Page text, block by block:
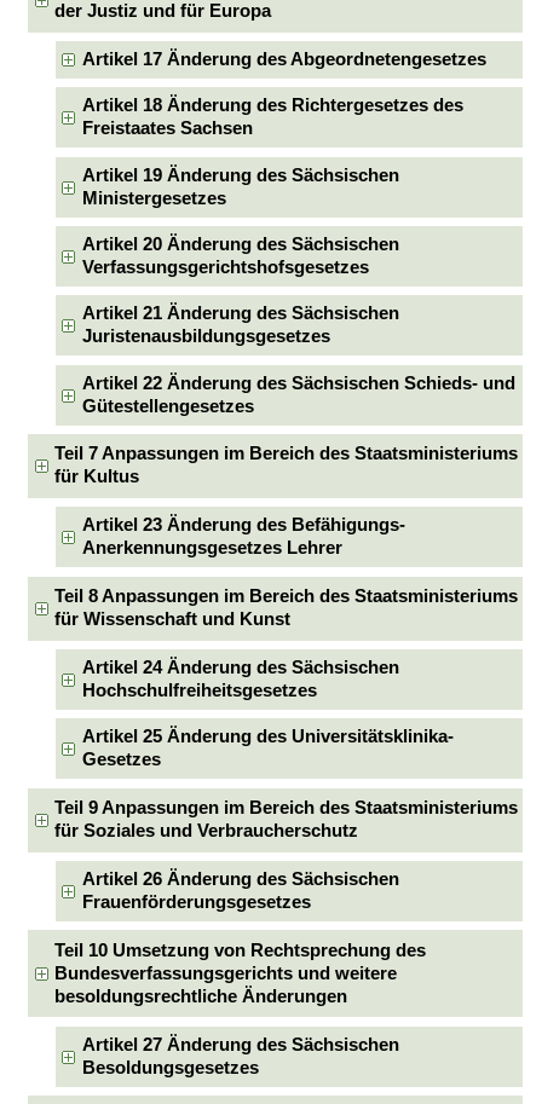
der Justiz und für Europa
Artikel 17 Änderung des Abgeordnetengesetzes
Artikel 18 Änderung des Richtergesetzes des
Freistaates Sachsen
Artikel 19 Änderung des Sächsischen
Ministergesetzes
Artikel 20 Änderung des Sächsischen
Verfassungsgerichtshofsgesetzes
Artikel 21 Änderung des Sächsischen
Juristenausbildungsgesetzes
Artikel 22 Änderung des Sächsischen Schieds- und
Gütestellengesetzes
Teil 7 Anpassungen im Bereich des Staatsministeriums
für Kultus
Artikel 23 Änderung des Befähigungs-
Anerkennungsgesetzes Lehrer
Teil 8 Anpassungen im Bereich des Staatsministeriums
für Wissenschaft und Kunst
Artikel 24 Änderung des Sächsischen
Hochschulfreiheitsgesetzes
Artikel 25 Änderung des Universitätsklinika-
Gesetzes
Teil 9 Anpassungen im Bereich des Staatsministeriums
für Soziales und Verbraucherschutz
Artikel 26 Änderung des Sächsischen
Frauenförderungsgesetzes
Teil 10 Umsetzung von Rechtsprechung des
Bundesverfassungsgerichts und weitere
besoldungsrechtliche Änderungen
Artikel 27 Änderung des Sächsischen
Besoldungsgesetzes